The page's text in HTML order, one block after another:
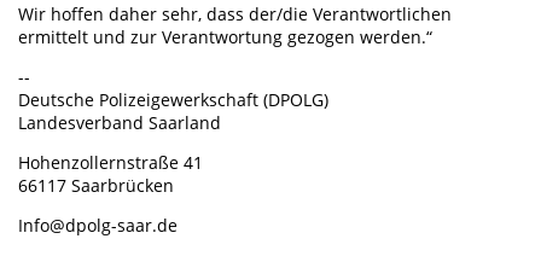
Wir hoffen daher sehr, dass der/die Verantwortlichen
ermittelt und zur Verantwortung gezogen werden.“
--
Deutsche Polizeigewerkschaft (DPOLG)
Landesverband Saarland
Hohenzollernstraße 41
66117 Saarbrücken
Info@dpolg-saar.de